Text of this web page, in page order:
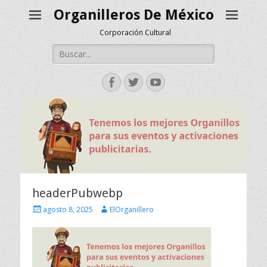
Organilleros De México
Corporación Cultural
Buscar:
Facebook
TwitterYouTube
headerPubwebp
Escritoagosto 8, 2025 AutorElOrganillero